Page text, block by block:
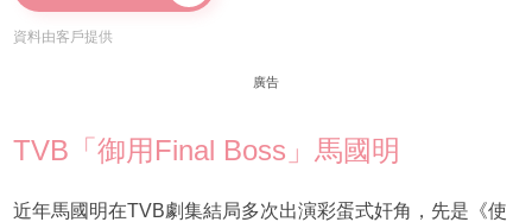
資料由客戶提供
廣告
TVB「御用Final Boss」馬國明
近年馬國明在TVB劇集結局多次出演彩蛋式奸角，先是《使